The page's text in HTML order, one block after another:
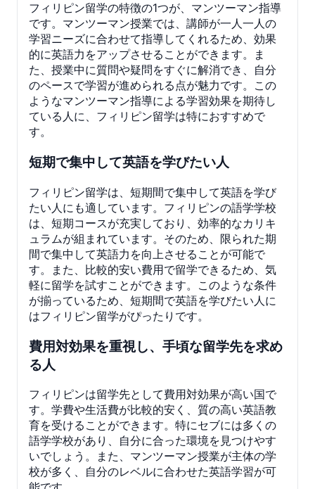
フィリピン留学の特徴の1つが、マンツーマン指導
です。マンツーマン授業では、講師が一人一人の
学習ニーズに合わせて指導してくれるため、効果
的に英語力をアップさせることができます。ま
た、授業中に質問や疑問をすぐに解消でき、自分
のペースで学習が進められる点が魅力です。この
ようなマンツーマン指導による学習効果を期待し
ている人に、フィリピン留学は特におすすめで
す。
短期で集中して英語を学びたい人
フィリピン留学は、短期間で集中して英語を学び
たい人にも適しています。フィリピンの語学学校
は、短期コースが充実しており、効率的なカリキ
ュラムが組まれています。そのため、限られた期
間で集中して英語力を向上させることが可能で
す。また、比較的安い費用で留学できるため、気
軽に留学を試すことができます。このような条件
が揃っているため、短期間で英語を学びたい人に
はフィリピン留学がぴったりです。
費用対効果を重視し、手頃な留学先を求め
る人
フィリピンは留学先として費用対効果が高い国で
す。学費や生活費が比較的安く、質の高い英語教
育を受けることができます。特にセブには多くの
語学学校があり、自分に合った環境を見つけやす
いでしょう。また、マンツーマン授業が主体の学
校が多く、自分のレベルに合わせた英語学習が可